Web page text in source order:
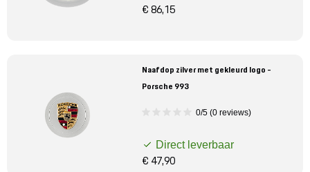
€ 86,15
Naafdop zilver met gekleurd logo -
Porsche 993
0/5 (0 reviews)
Direct leverbaar
€ 47,90